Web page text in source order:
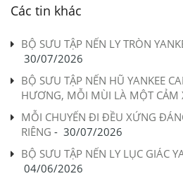
Các tin khác
BỘ SƯU TẬP NẾN LY TRÒN
30/07/2026
BỘ SƯU TẬP NẾN HŨ YANKEE
HƯƠNG, MỖI MÙI LÀ MỘT CẢM
MỖI CHUYẾN ĐI ĐỀU XỨNG
RIÊNG - 30/07/2026
BỘ SƯU TẬP NẾN LY LỤC GIÁC
04/06/2026